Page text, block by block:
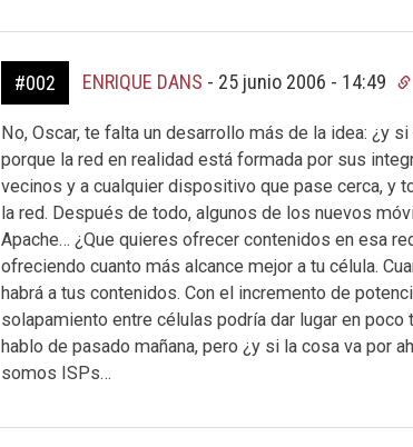
#002 ENRIQUE DANS - 25 junio 2006 - 14:49
No, Oscar, te falta un desarrollo más de la idea: ¿y
porque la red en realidad está formada por sus
vecinos y a cualquier dispositivo que pase cerca, y
la red. Después de todo, algunos de los nuevos
Apache… ¿Que quieres ofrecer contenidos en esa
ofreciendo cuanto más alcance mejor a tu célula.
habrá a tus contenidos. Con el incremento de
solapamiento entre células podría dar lugar en
hablo de pasado mañana, pero ¿y si la cosa va por
somos ISPs…